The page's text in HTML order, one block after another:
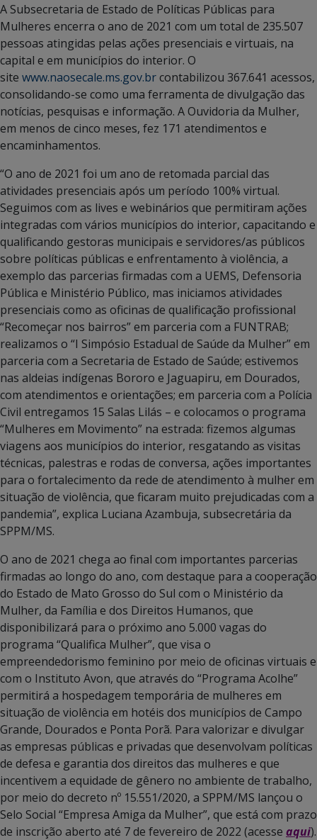
A Subsecretaria de Estado de Políticas Públicas para
Mulheres encerra o ano de 2021 com um total de 235.507
pessoas atingidas pelas ações presenciais e virtuais, na
capital e em municípios do interior. O
site www.naosecale.ms.gov.brcontabilizou 367.641 acessos,
consolidando-se como uma ferramenta de divulgação das
notícias, pesquisas e informação. A Ouvidoria da Mulher,
em menos de cinco meses, fez 171 atendimentos e
encaminhamentos.
“O ano de 2021 foi um ano de retomada parcial das
atividades presenciais após um período 100% virtual.
Seguimos com as lives e webinários que permitiram ações
integradas com vários municípios do interior, capacitando e
qualificando gestoras municipais e servidores/as públicos
sobre políticas públicas e enfrentamento à violência, a
exemplo das parcerias firmadas com a UEMS, Defensoria
Pública e Ministério Público, mas iniciamos atividades
presenciais como as oficinas de qualificação profissional
“Recomeçar nos bairros” em parceria com a FUNTRAB;
realizamos o “I Simpósio Estadual de Saúde da Mulher” em
parceria com a Secretaria de Estado de Saúde; estivemos
nas aldeias indígenas Bororo e Jaguapiru, em Dourados,
com atendimentos e orientações; em parceria com a Polícia
Civil entregamos 15 Salas Lilás – e colocamos o programa
“Mulheres em Movimento” na estrada: fizemos algumas
viagens aos municípios do interior, resgatando as visitas
técnicas, palestras e rodas de conversa, ações importantes
para o fortalecimento da rede de atendimento à mulher em
situação de violência, que ficaram muito prejudicadas com a
pandemia”, explica Luciana Azambuja, subsecretária da
SPPM/MS.
O ano de 2021 chega ao final com importantes parcerias
firmadas ao longo do ano, com destaque para a cooperação
do Estado de Mato Grosso do Sul com o Ministério da
Mulher, da Família e dos Direitos Humanos, que
disponibilizará para o próximo ano 5.000 vagas do
programa “Qualifica Mulher”, que visa o
empreendedorismo feminino por meio de oficinas virtuais e
com o Instituto Avon, que através do “Programa Acolhe”
permitirá a hospedagem temporária de mulheres em
situação de violência em hotéis dos municípios de Campo
Grande, Dourados e Ponta Porã. Para valorizar e divulgar
as empresas públicas e privadas que desenvolvam políticas
de defesa e garantia dos direitos das mulheres e que
incentivem a equidade de gênero no ambiente de trabalho,
por meio do decreto nº 15.551/2020, a SPPM/MS lançou o
Selo Social “Empresa Amiga da Mulher”, que está com prazo
de inscrição aberto até 7 de fevereiro de 2022 (acesse aqui).